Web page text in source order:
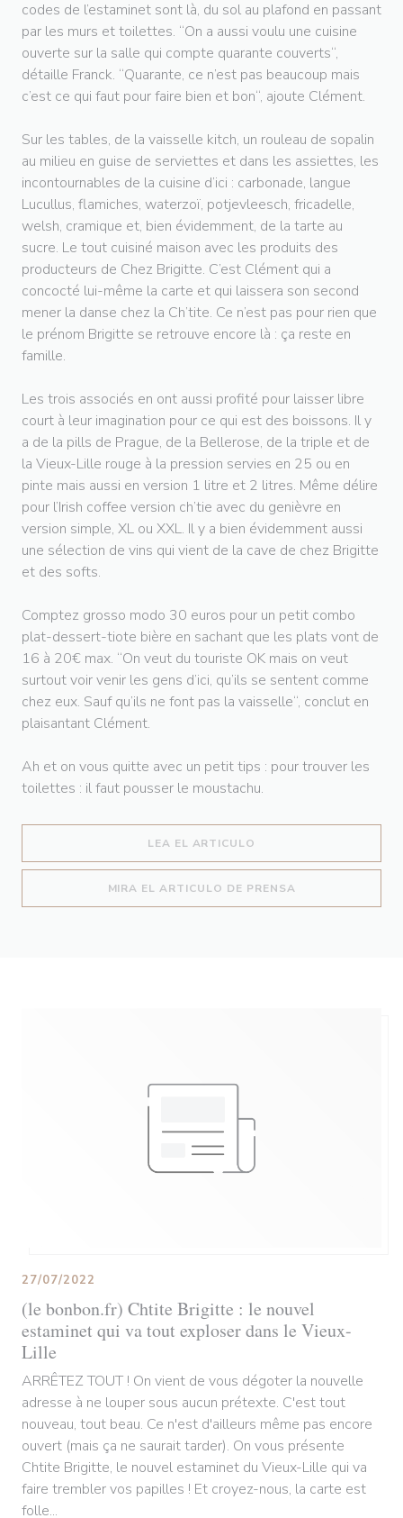
codes de l’estaminet sont là, du sol au plafond en passant
par les murs et toilettes. “On a aussi voulu une cuisine
ouverte sur la salle qui compte quarante couverts“,
détaille Franck. “Quarante, ce n’est pas beaucoup mais
c’est ce qui faut pour faire bien et bon“, ajoute Clément.
Sur les tables, de la vaisselle kitch, un rouleau de sopalin
au milieu en guise de serviettes et dans les assiettes, les
incontournables de la cuisine d’ici : carbonade, langue
Lucullus, flamiches, waterzoï, potjevleesch, fricadelle,
welsh, cramique et, bien évidemment, de la tarte au
sucre. Le tout cuisiné maison avec les produits des
producteurs de Chez Brigitte. C’est Clément qui a
concocté lui-même la carte et qui laissera son second
mener la danse chez la Ch’tite. Ce n’est pas pour rien que
le prénom Brigitte se retrouve encore là : ça reste en
famille.
Les trois associés en ont aussi profité pour laisser libre
court à leur imagination pour ce qui est des boissons. Il y
a de la pills de Prague, de la Bellerose, de la triple et de
la Vieux-Lille rouge à la pression servies en 25 ou en
pinte mais aussi en version 1 litre et 2 litres. Même délire
pour l’Irish coffee version ch’tie avec du genièvre en
version simple, XL ou XXL. Il y a bien évidemment aussi
une sélection de vins qui vient de la cave de chez Brigitte
et des softs.
Comptez grosso modo 30 euros pour un petit combo
plat-dessert-tiote bière en sachant que les plats vont de
16 à 20€ max. “On veut du touriste OK mais on veut
surtout voir venir les gens d’ici, qu’ils se sentent comme
chez eux. Sauf qu’ils ne font pas la vaisselle“, conclut en
plaisantant Clément.
Ah et on vous quitte avec un petit tips : pour trouver les
toilettes : il faut pousser le moustachu.
LEA EL ARTICULO
MIRA EL ARTICULO DE PRENSA
(le bonbon.fr) Chtite Brigitte : le nouvel
estaminet qui va tout exploser dans le Vieux-
Lille
27/07/2022
ARRÊTEZ TOUT ! On vient de vous dégoter la nouvelle
adresse à ne louper sous aucun prétexte. C'est tout
nouveau, tout beau. Ce n'est d'ailleurs même pas encore
ouvert (mais ça ne saurait tarder). On vous présente
Chtite Brigitte, le nouvel estaminet du Vieux-Lille qui va
faire trembler vos papilles ! Et croyez-nous, la carte est
folle...